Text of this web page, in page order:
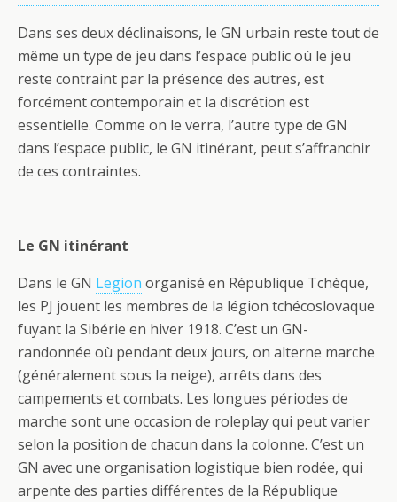
Dans ses deux déclinaisons, le GN urbain reste tout de
même un type de jeu dans l’espace public où le jeu
reste contraint par la présence des autres, est
forcément contemporain et la discrétion est
essentielle. Comme on le verra, l’autre type de GN
dans l’espace public, le GN itinérant, peut s’affranchir
de ces contraintes.
Le GN itinérant
Dans le GN Legion organisé en République Tchèque,
les PJ jouent les membres de la légion tchécoslovaque
fuyant la Sibérie en hiver 1918. C’est un GN-
randonnée où pendant deux jours, on alterne marche
(généralement sous la neige), arrêts dans des
campements et combats. Les longues périodes de
marche sont une occasion de roleplay qui peut varier
selon la position de chacun dans la colonne. C’est un
GN avec une organisation logistique bien rodée, qui
arpente des parties différentes de la République